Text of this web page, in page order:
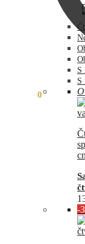
0
S
S
-